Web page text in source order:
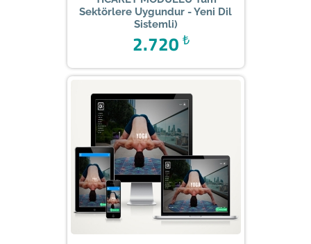
Sektörlere Uygundur - Yeni Dil
Sistemli)
₺
2.720